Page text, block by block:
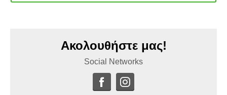
Ακολουθήστε μας!
Social Networks